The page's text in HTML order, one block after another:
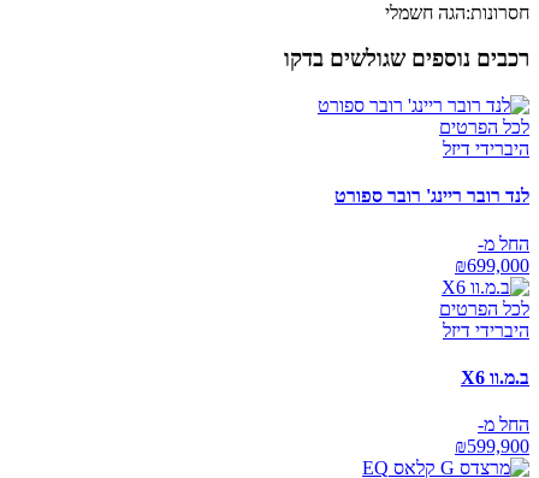
חסרונות:הגה חשמלי
רכבים נוספים שגולשים בדקו
לכל הפרטים
היברידי דיזל
לנד רובר ריינג' רובר ספורט
החל מ-
₪699,000
לכל הפרטים
היברידי דיזל
ב.מ.וו X6
החל מ-
₪599,900